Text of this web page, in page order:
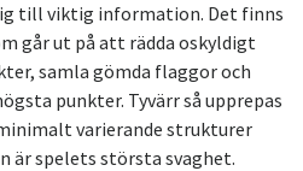
till viktig information. Det finns
går ut på att rädda oskyldigt
samla gömda flaggor och
punkter. Tyvärr så upprepas
varierande strukturer
är spelets största svaghet.